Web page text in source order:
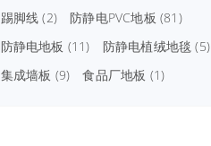
踢脚线 (2) 防静电PVC地板 (81)
防静电地板 (11) 防静电植绒地毯 (5)
集成墙板 (9) 食品厂地板 (1)